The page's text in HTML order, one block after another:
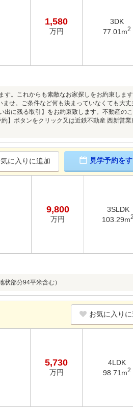
1,580
万円
3DK
77.01m2
。これからも素敵なお家探しをお約束しま
ませ。ご条件など何も決まっていなくても大
に残る取引】をお約束致します。不動産の
】ボタンをクリック又は近鉄不動産 西新営
に入りに追加 見学予約を
9,800
万円
3SLDK
103.29m2
部分94平米含む）
お気に入り
5,730
万円
4LDK
98.71m2